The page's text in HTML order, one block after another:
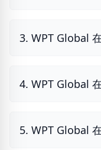
3. WPT Global
4. WPT Global
5. WPT Global